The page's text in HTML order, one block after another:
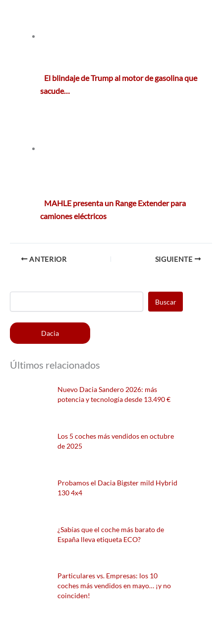
El blindaje de Trump al motor de gasolina que
sacude…
MAHLE presenta un Range Extender para
camiones eléctricos
ANTERIOR SIGUIENTE
Buscar
Dacia
Últimos relacionados
Nuevo Dacia Sandero 2026: más
potencia y tecnología desde 13.490 €
Los 5 coches más vendidos en octubre
de 2025
Probamos el Dacia Bigster mild Hybrid
130 4x4
¿Sabías que el coche más barato de
España lleva etiqueta ECO?
Particulares vs. Empresas: los 10
coches más vendidos en mayo… ¡y no
coinciden!